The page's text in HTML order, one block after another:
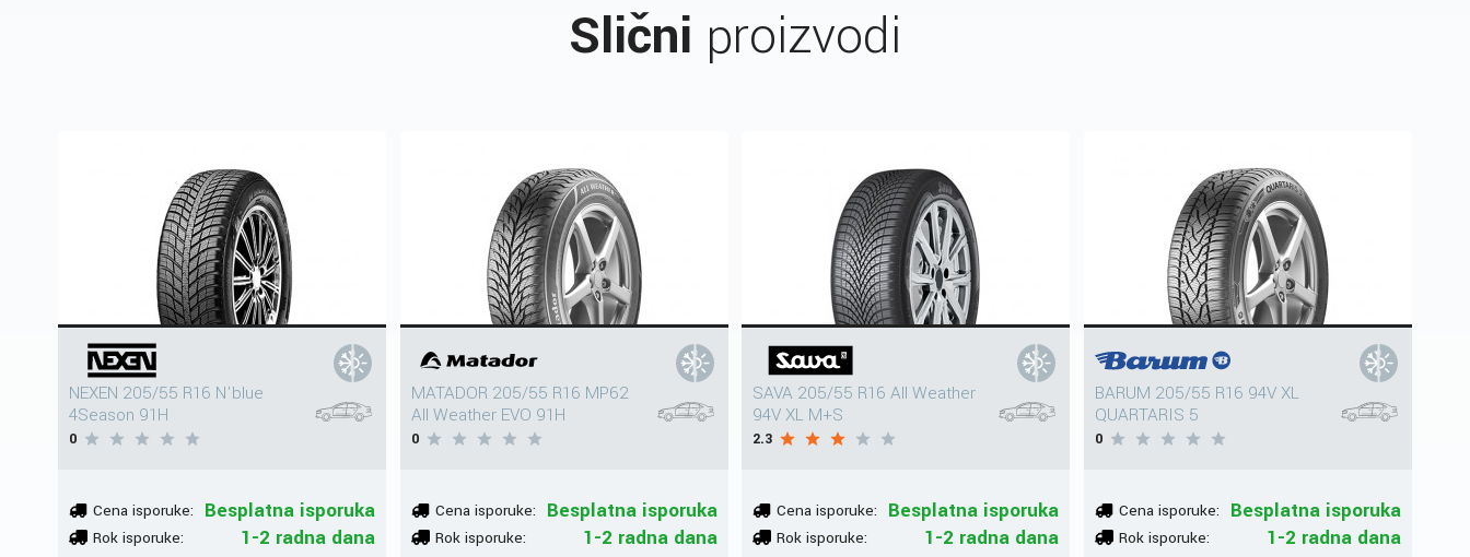
Slični proizvodi
NEXEN 205/55 R16 N'blue
4Season 91H
0
Cena isporuke: Besplatna isporuka
Rok isporuke: 1-2 radna dana
MATADOR 205/55 R16 MP62
All Weather EVO 91H
0
Cena isporuke: Besplatna isporuka
Rok isporuke: 1-2 radna dana
SAVA 205/55 R16 All Weather
94V XL M+S
2.3
Cena isporuke: Besplatna isporuka
Rok isporuke: 1-2 radna dana
BARUM 205/55 R16 94V XL
QUARTARIS 5
0
Cena isporuke: Besplatna isporuka
Rok isporuke: 1-2 radna dana